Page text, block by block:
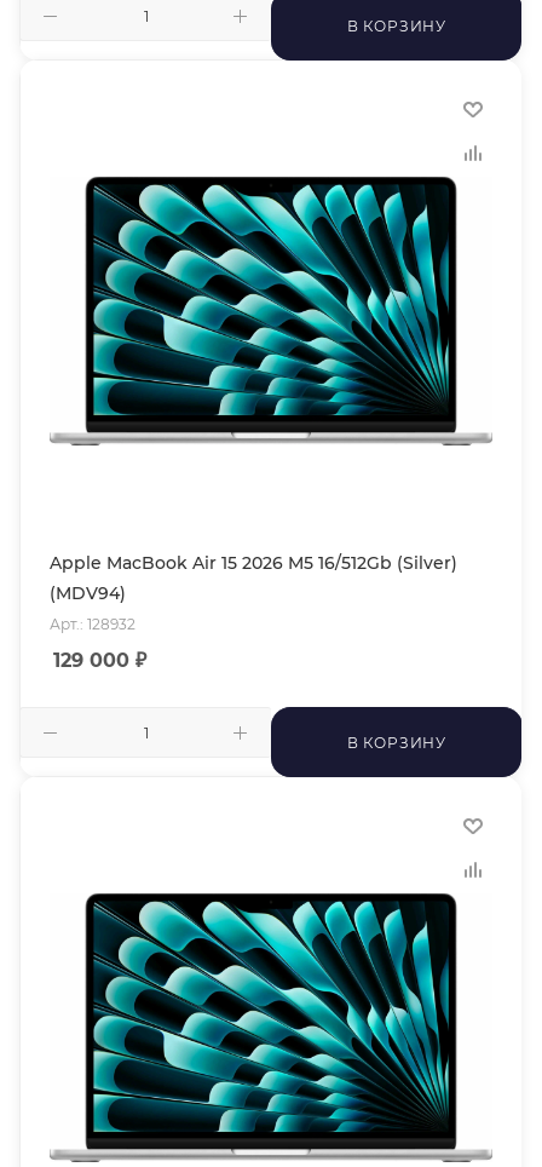
В КОРЗИНУ
Apple MacBook Air 15 2026 M5 16/512Gb (Silver)
(MDV94)
Арт.: 128932
129 000 ₽
В КОРЗИНУ